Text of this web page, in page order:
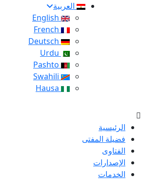
العربية
الرئيسية
فضيلة المفتى
الفتاوى
الإصدارات
الخدمات